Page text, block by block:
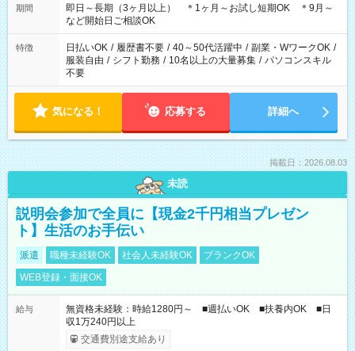
11：00-20：00（実働8ｈ/休憩1ｈ） 12：00-20：00（実働7ｈ/
休憩1ｈ） 12：00-21：00（実働8ｈ/休憩1ｈ） 13：00-22：
00（実働8ｈ/休憩1ｈ） ＊時間帯固定OK
期間
即日～長期（3ヶ月以上） ＊1ヶ月～お試し短期OK ＊9月～
など開始日ご相談OK
特徴 日払いOK / 履歴書不要 / 40～50代活躍中 / 副業・WワークOK /
服装自由 / シフト勤務 / 10名以上の大量募集 / パソコンスキル
不要
気になる！ 応募する 詳細へ
掲載日：2026.08.03
未読
説明会参加で全員に【現金2千円相当プレゼン
ト】生活のお手伝い
派遣 職種未経験OK 社会人未経験OK
ブランクOK
WEB登録・面接OK
給与
無資格未経験：時給1280円～ ■週払いOK ■扶養内OK ■日
収1万240円以上
交通費別途支給あり